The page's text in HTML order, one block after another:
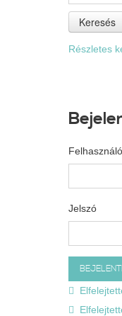
Keresés
Részletes
Jelszó